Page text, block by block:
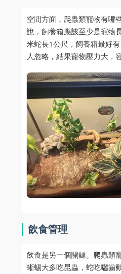
空間方面，爬蟲類寵物有哪
說，飼養箱應該至少是寵物
米蛇長1公尺，飼養箱最好
人忽略，結果寵物壓力大，
飲食管理
飲食是另一個關鍵。爬蟲類
蜥蜴大多吃昆蟲，蛇吃囓齒